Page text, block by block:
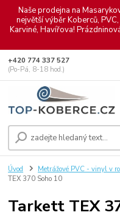
Naše prodejna na
největší výběr Koberců,
Karviné, Havířova!
+420 774 337 527
(Po-Pá, 8-18 hod.)
Úvod Metrážové PVC - vinyl v
TEX 370 Soho 10
Tarkett TEX